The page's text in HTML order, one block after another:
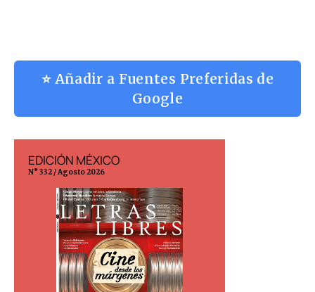
⭐ Añadir a Fuentes Preferidas de
Google
EDICIÓN MÉXICO
N° 332 / Agosto 2026